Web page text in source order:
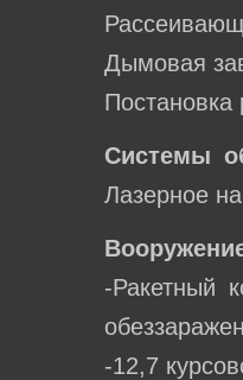
Дымовая
Системы
Лазерное
-Ракетный
-12,7